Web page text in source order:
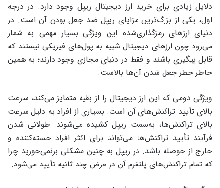
دلایل زیادی برای خرید ارز دیجیتال ریپل وجود دارد. در درجه‌
اول، یکی از بزرگ‌ترین مزایای ریپل ضد جعل بودن آن است. در
دنیای ارزهای رمزگذاری‌شده این ویژگی بسیار مهمی به شمار
می‌رود چون ارزهای دیجیتال شبیه به پول‌های فیزیکی نیستند که
قابل پیگیری باشند و فقط در دنیای مجازی وجود دارند؛ به همین
خاطر خطر جعل شدن آن‌ها بالاست.
ویژگی دومی که این ارز دیجیتال را از بقیه‌ متمایز می‌کند، سرعت
بالای تأیید تراکنش‌های آن است. بسیاری از افراد به دلیل سرعت
بالای تراکنش‌ها، به‌سمت ریپل کشیده می‌شوند. طولانی شدن
فرآیند تأیید تراکنش‌ها می‌تواند برای اکثر افراد خسته‌کننده و
خارج از حوصله‌ باشد. در ریپل به چنین مشکلی برنمی‌خورید چرا
که تمام تراکنش‌های پلتفرم آن در عرض چند ثانیه تأیید می‌شود.